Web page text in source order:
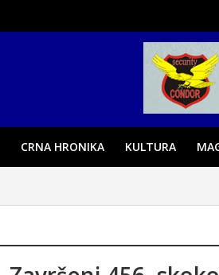
CRNA HRONIKA KULTURA